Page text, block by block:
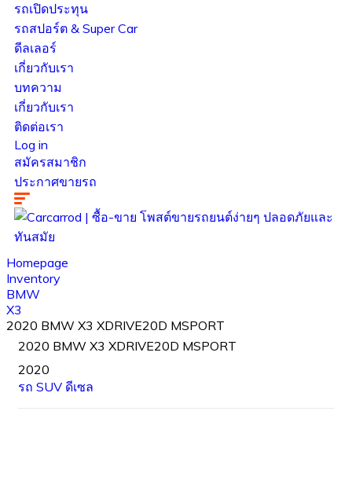
รถเปิดประทุน
รถสปอร์ต & Super Car
ดีลเลอร์
เกี่ยวกับเรา
บทความ
เกี่ยวกับเรา
ติดต่อเรา
Log in
สมัครสมาชิก
ประกาศขายรถ
Homepage
Inventory
BMW
X3
2020 BMW X3 XDRIVE20D MSPORT
2020 BMW X3 XDRIVE20D MSPORT
2020
รถ SUV ดีเซล